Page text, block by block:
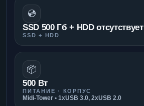
💿
SSD 500 Гб + HDD отсутствует
SSD + HDD
📦
500 Вт
ПИТАНИЕ · КОРПУС
Midi-Tower • 1xUSB 3.0, 2xUSB 2.0